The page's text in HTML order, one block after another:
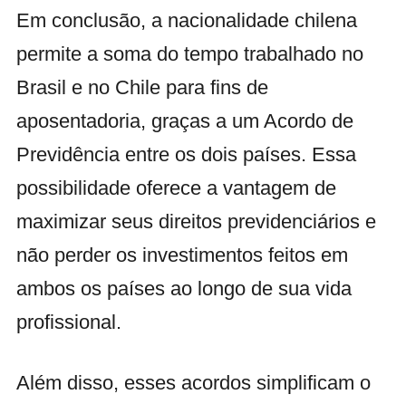
Em conclusão, a nacionalidade chilena
permite a soma do tempo trabalhado no
Brasil e no Chile para fins de
aposentadoria, graças a um Acordo de
Previdência entre os dois países. Essa
possibilidade oferece a vantagem de
maximizar seus direitos previdenciários e
não perder os investimentos feitos em
ambos os países ao longo de sua vida
profissional.
Além disso, esses acordos simplificam o